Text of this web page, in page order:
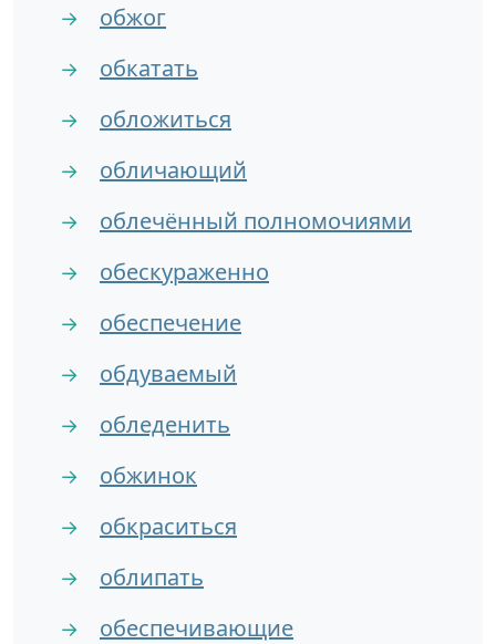
→ обжог
→ обкатать
→ обложиться
→ обличающий
→ облечённый полномочиями
→ обескураженно
→ обеспечение
→ обдуваемый
→ обледенить
→ обжинок
→ обкраситься
→ облипать
→ обеспечивающие